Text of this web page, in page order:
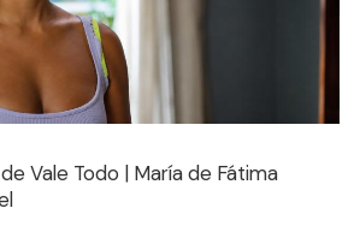
Vale Todo | María de Fátima